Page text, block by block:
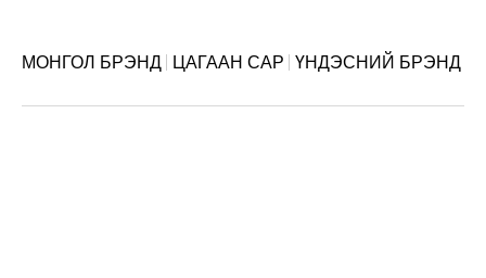
МОНГОЛ БРЭНД ЦАГААН САР ҮНДЭСНИЙ БРЭНД